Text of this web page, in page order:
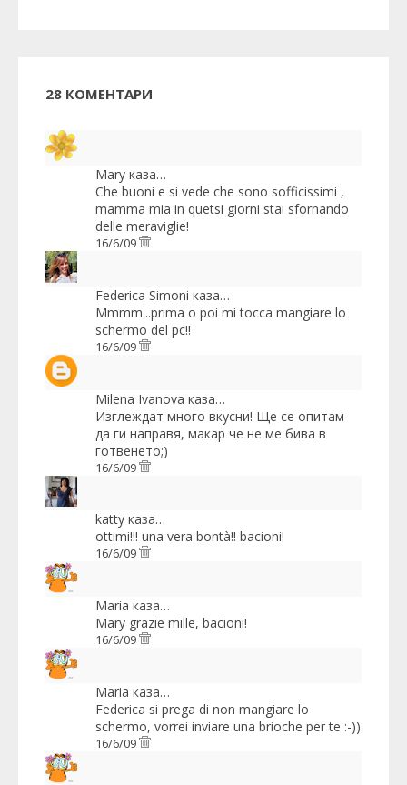
28 КОМЕНТАРИ
Mary каза…
Che buoni e si vede che sono sofficissimi ,
mamma mia in quetsi giorni stai sfornando
delle meraviglie!
16/6/09
Federica Simoni каза…
Mmmm...prima o poi mi tocca mangiare lo
schermo del pc!!
16/6/09
Milena Ivanova каза…
Изглеждат много вкусни! Ще се опитам
да ги направя, макар че не ме бива в
готвенето;)
16/6/09
katty каза…
ottimi!!! una vera bontà!! bacioni!
16/6/09
Maria каза…
Mary grazie mille, bacioni!
16/6/09
Maria каза…
Federica si prega di non mangiare lo
schermo, vorrei inviare una brioche per te :-))
16/6/09